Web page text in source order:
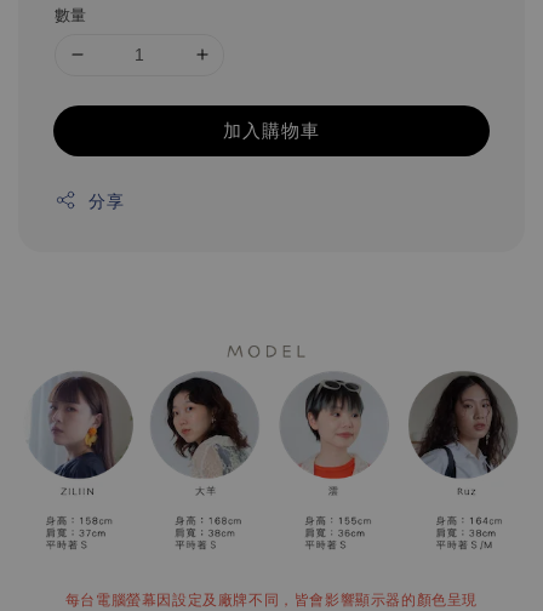
數量
加入購物車
分享
每台電腦螢幕因設定及廠牌不同，皆會影響顯示器的顏色呈現